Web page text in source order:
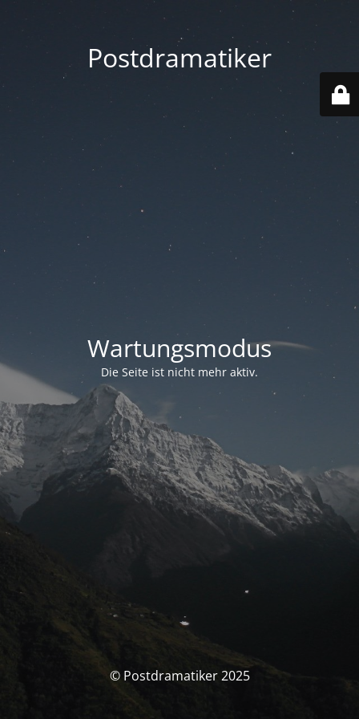
Postdramatiker
Wartungsmodus
Die Seite ist nicht mehr aktiv.
© Postdramatiker 2025